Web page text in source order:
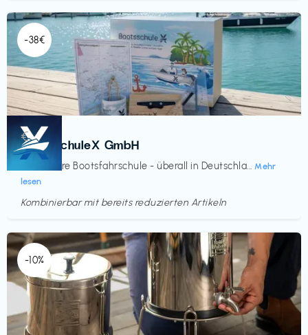
-38€
Kurse
BootsschuleX GmbH
Deine faire Bootsfahrschule - überall in Deutschla... Mehr
lesen
€‎
Kombinierbar mit bereits reduzierten Artikeln
-10%